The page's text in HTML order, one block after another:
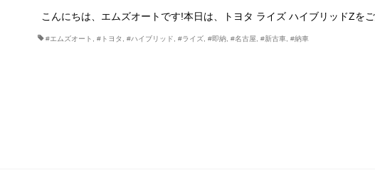
こんにちは、エムズオートです!本日は、トヨタ ライズ ハイブリッドZを
#エムズオート ,#トヨタ ,#ハイブリッド ,#ライズ ,#即納 ,#名古屋 ,#新古車 ,#納車